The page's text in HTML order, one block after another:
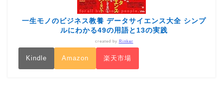
一生モノのビジネス教養 データサイエンス大全 シンプ
ルにわかる49の用語と13の実践
created by Rinker
Kindle Amazon 楽天市場